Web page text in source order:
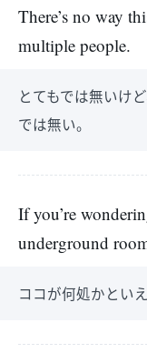
There’s no way
multiple people.
とてもでは無いけ
では無い。
If you’re
underground
ココが何処かとい